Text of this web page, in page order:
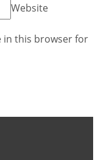
Website
in this browser for